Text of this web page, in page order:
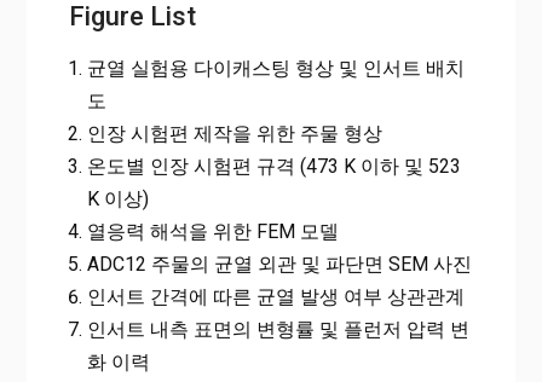
Figure List
균열 실험용 다이캐스팅 형상 및 인서트 배치
도
인장 시험편 제작을 위한 주물 형상
온도별 인장 시험편 규격 (473 K 이하 및 523
K 이상)
열응력 해석을 위한 FEM 모델
ADC12 주물의 균열 외관 및 파단면 SEM 사진
인서트 간격에 따른 균열 발생 여부 상관관계
인서트 내측 표면의 변형률 및 플런저 압력 변
화 이력